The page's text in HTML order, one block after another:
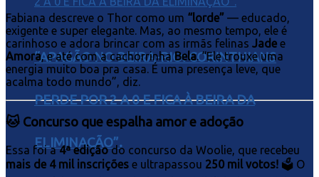
“APAGÃO NO BEIRA-RIO: CORINTHIANS
PERDE POR 2 A 0 E FICA À BEIRA DA
ELIMINAÇÃO”.
Fabiana descreve o Thor como um “lorde” — educado,
exigente e super elegante. Mas, ao mesmo tempo, ele é
carinhoso e adora brincar com as irmãs felinas Jade e
Amora, e até com a cachorrinhaBela. “Ele trouxe uma
energia muito boa pra casa. É uma presença leve, que
acalma todo mundo”, diz.
🐱 Concurso que espalha amor e adoção
Essa foi a4ª ediçãodo concurso da Woolie, que recebeu
mais de 4 mil inscrições e ultrapassou 250 mil votos! 🗳️ O